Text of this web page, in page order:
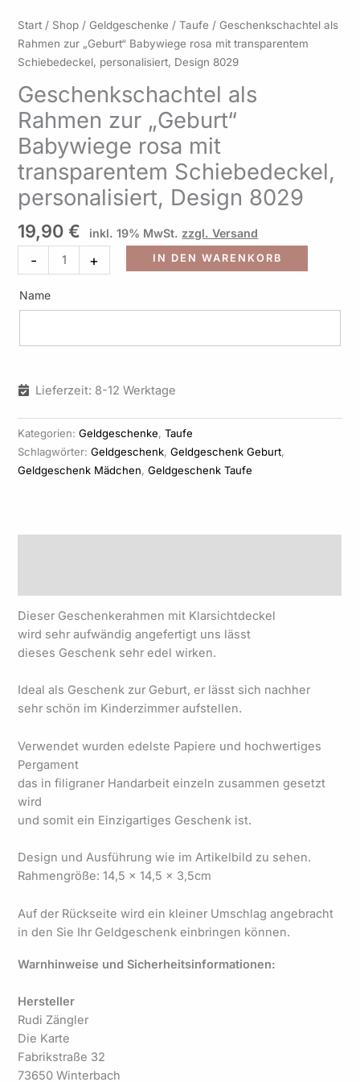
Start / Shop / Geldgeschenke /Taufe / Geschenkschachtel als
Rahmen zur „Geburt“ Babywiege rosa mit transparentem
Schiebedeckel, personalisiert, Design 8029
Geschenkschachtel als
Rahmen zur „Geburt“
Babywiege rosa mit
transparentem Schiebedeckel,
personalisiert, Design 8029
19,90€ inkl. 19% MwSt. zzgl. Versand
-
Geschenkschachtel
als
Rahmen
"Geburt"
Babywiege
rosa
mit
transparentem
Schiebedeckel,
personalisiert,
Design
8029
Menge
+ IN DEN WARENKORB
Name
Alternative:
Lieferzeit: 8-12 Werktage
Kategorien:Geldgeschenke,Taufe
Schlagwörter:Geldgeschenk,Geldgeschenk Geburt,
Geldgeschenk Mädchen,Geldgeschenk Taufe
Dieser Geschenkerahmen mit Klarsichtdeckel
wird sehr aufwändig angefertigt uns lässt
dieses Geschenk sehr edel wirken.
Ideal als Geschenk zur Geburt, er lässt sich nachher
sehr schön im Kinderzimmer aufstellen.
Verwendet wurden edelste Papiere und hochwertiges
Pergament
das in filigraner Handarbeit einzeln zusammen gesetzt
wird
und somit ein Einzigartiges Geschenk ist.
Design und Ausführung wie im Artikelbild zu sehen.
Rahmengröße: 14,5 x 14,5 x 3,5cm
Auf der Rückseite wird ein kleiner Umschlag angebracht
in den Sie Ihr Geldgeschenk einbringen können.
Warnhinweise und Sicherheitsinformationen:
Hersteller
Rudi Zängler
Die Karte
Fabrikstraße 32
73650 Winterbach